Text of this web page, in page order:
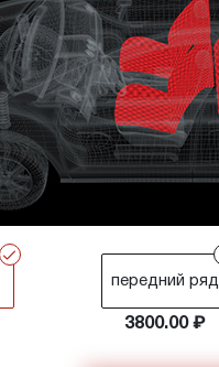
r
передний ряд
3800.00